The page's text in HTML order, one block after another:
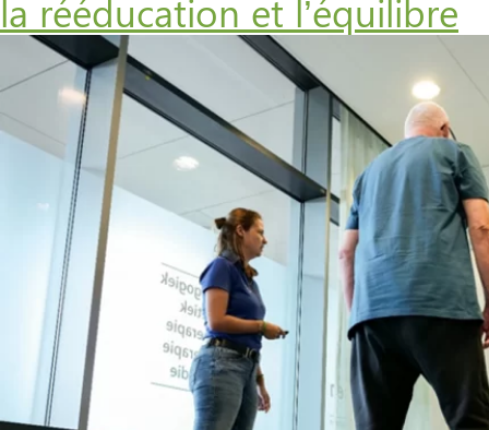
la rééducation et l’équilibre